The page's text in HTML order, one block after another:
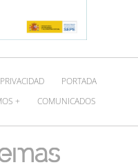
PORTADA
+ COMUNICADOS